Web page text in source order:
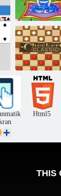
Bebek Hazel:
Fairyland
Dama Klasik
Html5